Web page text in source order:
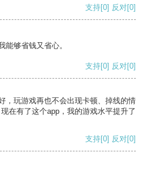
支持[0] 反对[0]
能够省钱又省心。
支持[0] 反对[0]
，玩游戏再也不会出现卡顿、掉线的情
在有了这个app，我的游戏水平提升了
支持[0] 反对[0]